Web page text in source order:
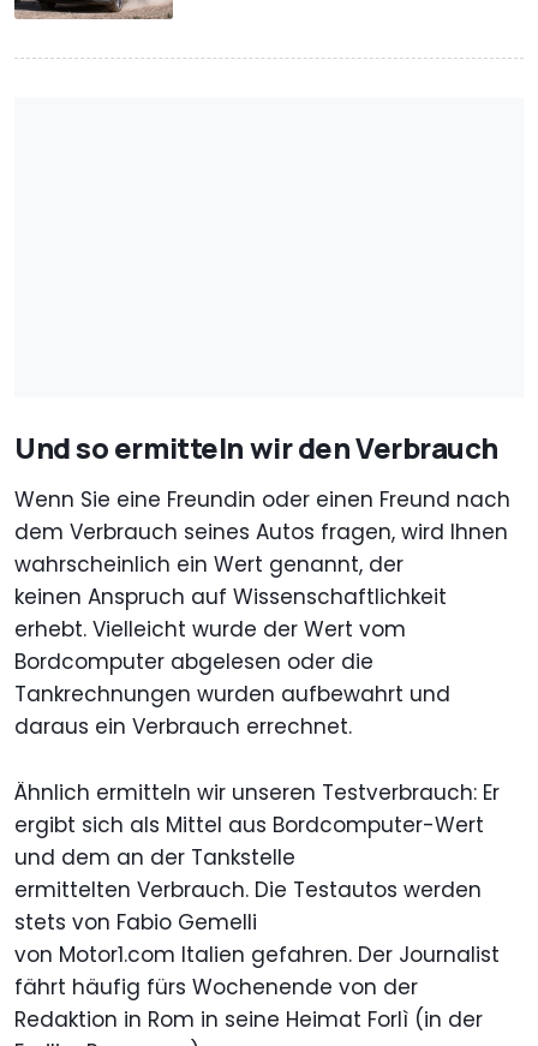
Und so ermitteln wir den Verbrauch
Wenn Sie eine Freundin oder einen Freund nach
dem Verbrauch seines Autos fragen, wird Ihnen
wahrscheinlich ein Wert genannt, der
keinen Anspruch auf Wissenschaftlichkeit
erhebt. Vielleicht wurde der Wert vom
Bordcomputer abgelesen oder die
Tankrechnungen wurden aufbewahrt und
daraus ein Verbrauch errechnet.
Ähnlich ermitteln wir unseren Testverbrauch: Er
ergibt sich als Mittel aus Bordcomputer-Wert
und dem an der Tankstelle
ermittelten Verbrauch. Die Testautos werden
stets von Fabio Gemelli
von Motor1.com Italien gefahren. Der Journalist
fährt häufig fürs Wochenende von der
Redaktion in Rom in seine Heimat Forlì (in der